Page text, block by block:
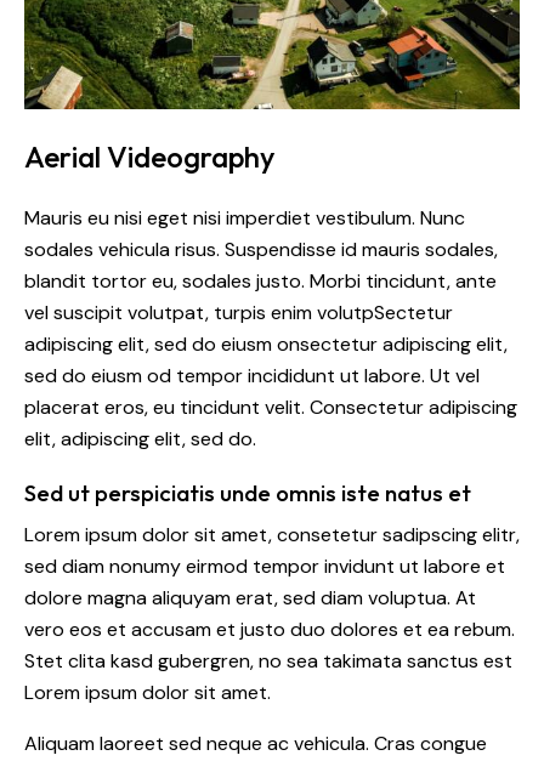
Aerial Videography
Mauris eu nisi eget nisi imperdiet vestibulum. Nunc
sodales vehicula risus. Suspendisse id mauris sodales,
blandit tortor eu, sodales justo. Morbi tincidunt, ante
vel suscipit volutpat, turpis enim volutpSectetur
adipiscing elit, sed do eiusm onsectetur adipiscing elit,
sed do eiusm od tempor incididunt ut labore. Ut vel
placerat eros, eu tincidunt velit. Consectetur adipiscing
elit, adipiscing elit, sed do.
Sed ut perspiciatis unde omnis iste natus et
Lorem ipsum dolor sit amet, consetetur sadipscing elitr,
sed diam nonumy eirmod tempor invidunt ut labore et
dolore magna aliquyam erat, sed diam voluptua. At
vero eos et accusam et justo duo dolores et ea rebum.
Stet clita kasd gubergren, no sea takimata sanctus est
Lorem ipsum dolor sit amet.
Aliquam laoreet sed neque ac vehicula. Cras congue